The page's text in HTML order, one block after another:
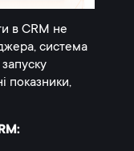
в CRM не
система
показники,